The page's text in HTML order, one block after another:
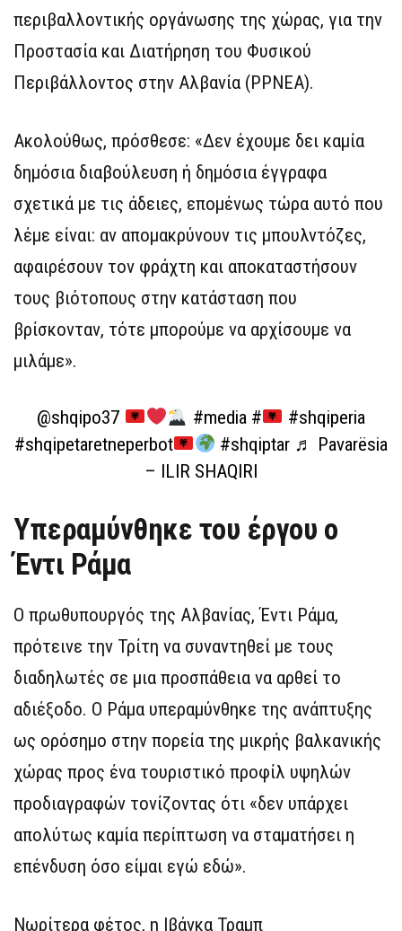
περιβαλλοντικής οργάνωσης της χώρας, για την
Προστασία και Διατήρηση του Φυσικού
Περιβάλλοντος στην Αλβανία (PPNEA).
Ακολούθως, πρόσθεσε: «Δεν έχουμε δει καμία
δημόσια διαβούλευση ή δημόσια έγγραφα
σχετικά με τις άδειες, επομένως τώρα αυτό που
λέμε είναι: αν απομακρύνουν τις μπουλντόζες,
αφαιρέσουν τον φράχτη και αποκαταστήσουν
τους βιότοπους στην κατάσταση που
βρίσκονταν, τότε μπορούμε να αρχίσουμε να
μιλάμε».
@shqipo37 #media #
#shqiperia
#shqipetaretneperbot
#shqiptar ♬ Pavarësia
– ILIR SHAQIRI
Υπεραμύνθηκε του έργου ο
Έντι Ράμα
Ο πρωθυπουργός της Αλβανίας, Έντι Ράμα,
πρότεινε την Τρίτη να συναντηθεί με τους
διαδηλωτές σε μια προσπάθεια να αρθεί το
αδιέξοδο. Ο Ράμα υπεραμύνθηκε της ανάπτυξης
ως ορόσημο στην πορεία της μικρής βαλκανικής
χώρας προς ένα τουριστικό προφίλ υψηλών
προδιαγραφών τονίζοντας ότι «δεν υπάρχει
απολύτως καμία περίπτωση να σταματήσει η
επένδυση όσο είμαι εγώ εδώ».
Νωρίτερα φέτος, η Ιβάνκα Τραμπ